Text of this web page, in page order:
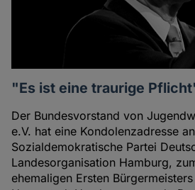
"Es ist eine traurige
Der Bundesvorstand von
e.V. hat eine Kondolenzadresse
Sozialdemokratische Partei
Landesorganisation Hamburg,
ehemaligen Ersten